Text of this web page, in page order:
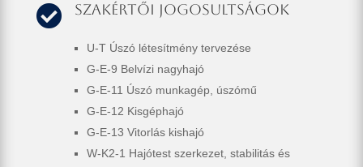
 Szakértői jogosultságok
U-T Úszó létesítmény tervezése
G-E-9 Belvízi nagyhajó
G-E-11 Úszó munkagép, úszómű
G-E-12 Kisgéphajó
G-E-13 Vitorlás kishajó
W-K2-1 Hajótest szerkezet, stabilitás és